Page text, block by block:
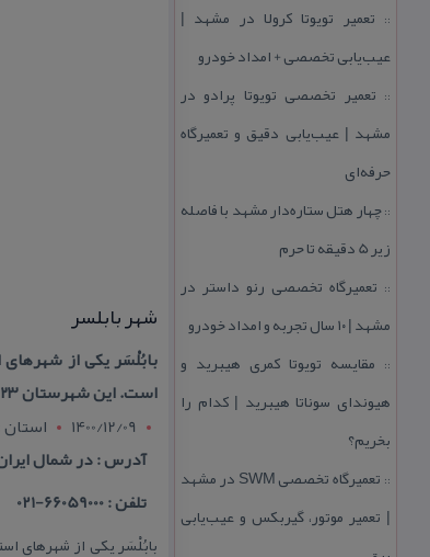
:: تعمیر تویوتا كرولا در مشهد |
عیب‌یابی تخصصی + امداد خودرو
:: تعمیر تخصصی تویوتا پرادو در
مشهد | عیب‌یابی دقیق و تعمیرگاه
حرفه‌ای
::چهار هتل‌ ستاره‌دار مشهد با فاصله
زیر 5 دقیقه تا حرم
:: تعمیرگاه تخصصی رنو داستر در
مشهد | ۱۰ سال تجربه و امداد خودرو
:: مقایسه تویوتا كمری هیبرید و
هیوندای سوناتا هیبرید | كدام را
بخریم؟
::
تعمیرگاه تخصصی SWM در مشهد
| تعمیر موتور، گیربكس و عیب‌یابی
شهر بابلسر
بابُلْسَر یكی از
است. این شهرستان ۱۲۴٫۳۲۳ نفر جمعیت دارد
1400/12/09
استان
آدرس : در شمال
تلفن : 66059000-021
بابُلْسَر یكی از شهرهای